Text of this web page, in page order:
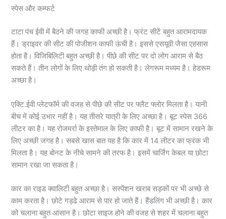
स्पेस और कम्फर्ट
टाटा पंच ईवी में बैठने की जगह काफी अच्छी है। फ्रंट सीटें बहुत आरामदायक
हैं। ड्राइवर की सीट की पोजीशन काफी ऊंची है। इससे एसयूवी जैसा एहसास
होता है। विजिबिलिटी बहुत अच्छी है। पीछे की सीट पर दो लोग आराम से बैठ
सकते हैं। तीन लोगों के लिए थोड़ी तंग हो सकती है। लेगरूम मध्यम है। हेडरूम
अच्छा है।
एक्टि.ईवी प्लेटफॉर्म की वजह से पीछे की सीट पर फ्लैट फ्लोर मिलता है। यानी
बीच में कोई उभार नहीं है। यह तीसरे यात्री के लिए अच्छा है। बूट स्पेस 366
लीटर का है। यह रोजमर्रा के इस्तेमाल के लिए काफी है। बूट में सामान रखने के
लिए अच्छी जगह है। सबसे खास बात यह है कि कार में 14 लीटर का फ्रंक भी
मिलता है। यह बोनट के नीचे सामने की तरफ है। इसमें चार्जिंग केबल या छोटा
सामान रखा जा सकता है।
कार का राइड क्वालिटी बहुत अच्छा है। सस्पेंशन खराब सड़कों पर भी अच्छे से
काम करता है। छोटे गड्ढे आराम से पार हो जाते हैं। हैंडलिंग भी अच्छी है। कार
को चलाना बहुत आसान है। छोटा साइज होने की वजह से शहर में चलाना बहुत